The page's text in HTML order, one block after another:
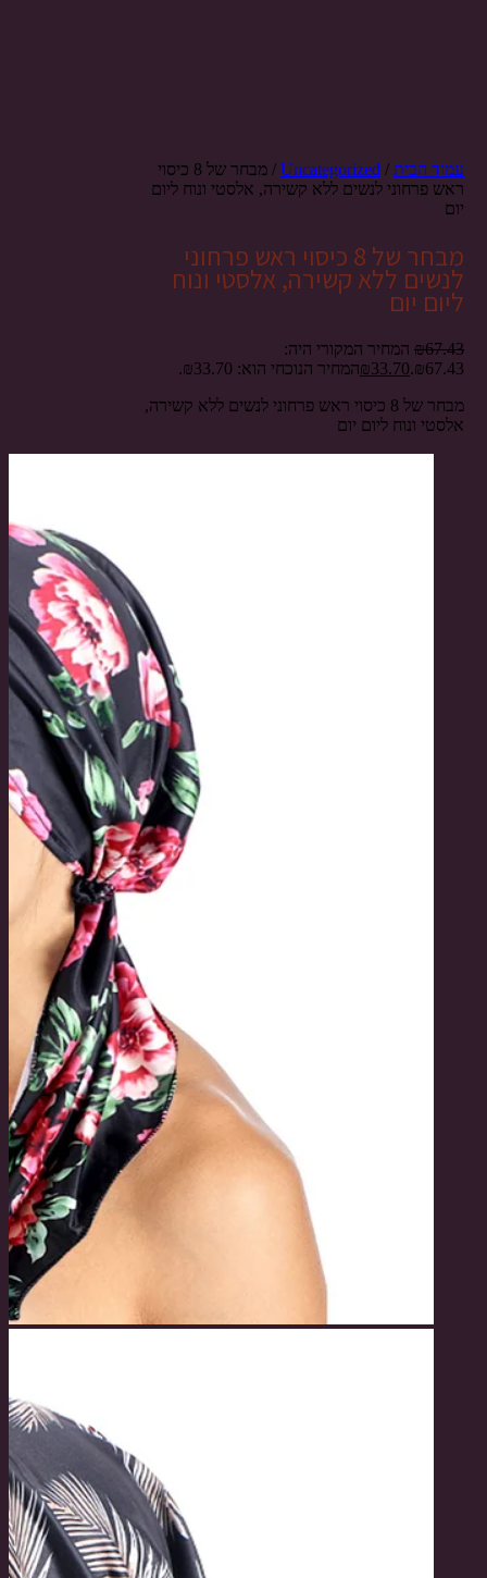
עמוד הבית/
Uncategorized
/ מבחר של 8 כיסוי
ראש פרחוני לנשים ללא קשירה, אלסטי ונוח ליום
יום
מבחר של 8 כיסוי ראש פרחוני
לנשים ללא קשירה, אלסטי ונוח
ליום יום
₪67.43
המחיר המקורי היה:
₪67.43.
₪33.70
המחיר הנוכחי הוא: ₪33.70.
מבחר של 8 כיסוי ראש פרחוני לנשים ללא קשירה,
אלסטי ונוח ליום יום